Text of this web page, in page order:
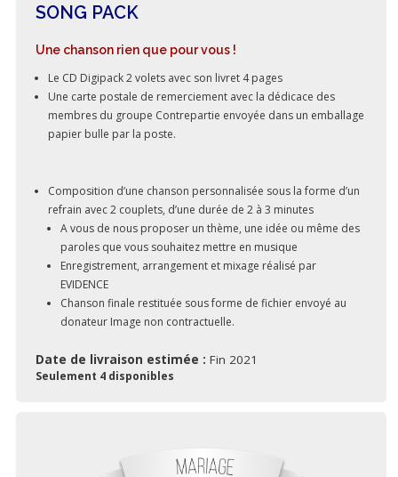
SONG PACK
Une chanson rien que pour vous !
Le CD Digipack 2 volets avec son livret 4 pages
Une carte postale de remerciement avec la dédicace des
membres du groupe Contrepartie envoyée dans un emballage
papier bulle par la poste.
Composition d’une chanson personnalisée sous la forme d’un
refrain avec 2 couplets, d’une durée de 2 à 3 minutes
A vous de nous proposer un thème, une idée ou même des
paroles que vous souhaitez mettre en musique
Enregistrement, arrangement et mixage réalisé par
EVIDENCE
Chanson finale restituée sous forme de fichier envoyé au
donateur Image non contractuelle.
Date de livraison estimée : Fin 2021
Seulement 4 disponibles